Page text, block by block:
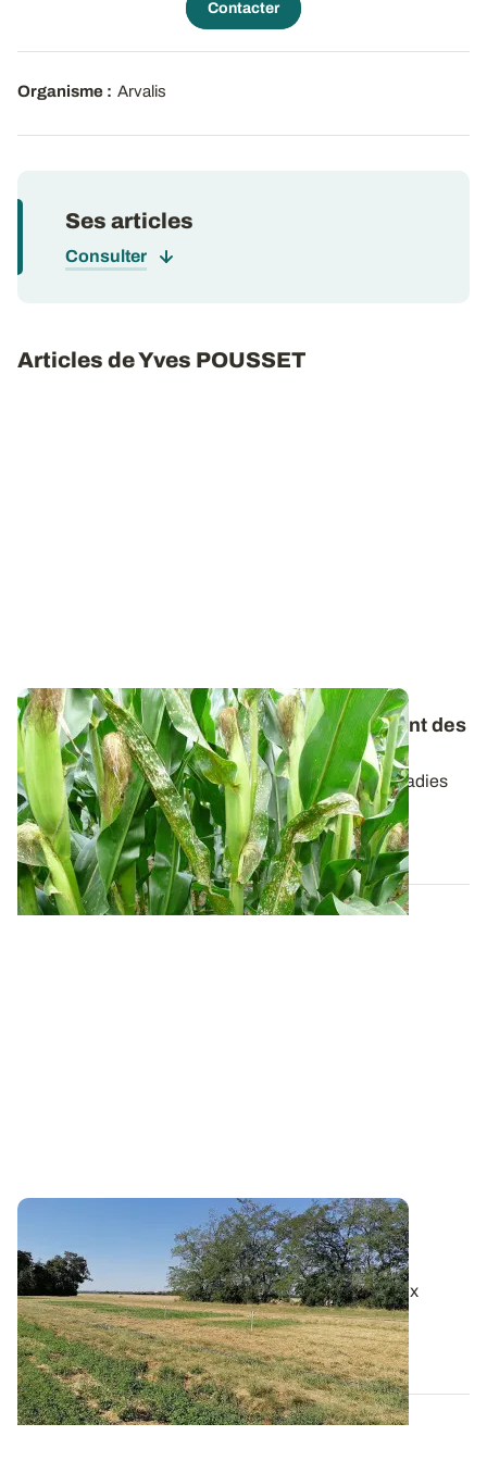
Contacter
Organisme : Arvalis
Ses articles
Consulter
Articles de Yves POUSSET
Maladies du maïs : suivre le développement des
maladies foliaires
Le maïs présente rarement des symptômes de maladies
fongiques. Toutefois, lorsque les...
03 AOÛT 2023
Faut-il irriguer les prairies et comment ?
Le climat des dernières années amène de nombreux
agriculteurs à s’interroger sur l...
03 NOV. 2022